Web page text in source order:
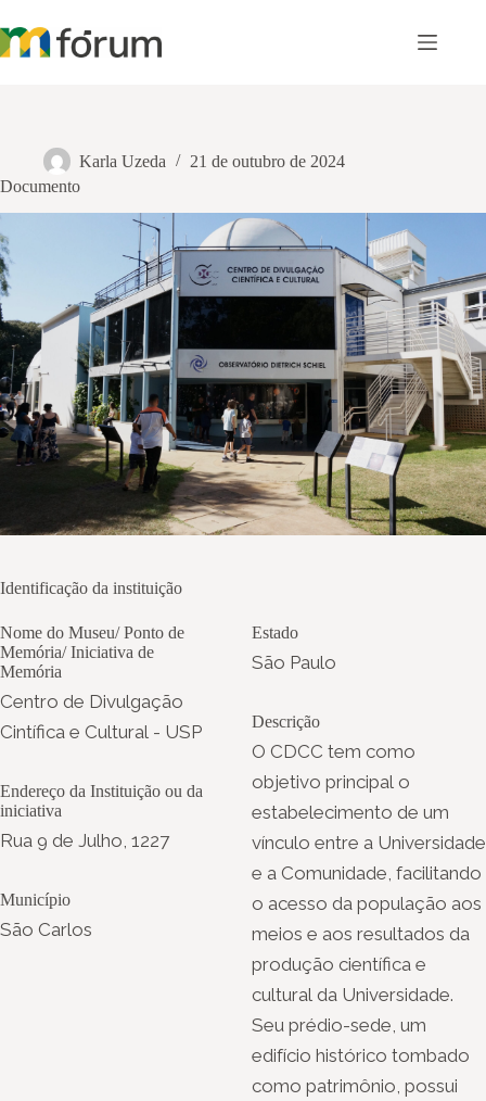
para
o
Karla Uzeda
21 de outubro de 2024
Documento
Identificação da instituição
Nome do Museu/ Ponto de
Memória/ Iniciativa de
Memória
Centro de Divulgação
Cintífica e Cultural - USP
Endereço da Instituição ou da
iniciativa
Rua 9 de Julho, 1227
Município
São Carlos
Estado
São Paulo
Descrição
O CDCC tem como
objetivo principal o
estabelecimento de um
vínculo entre a Universidade
e a Comunidade, facilitando
o acesso da população aos
meios e aos resultados da
produção científica e
cultural da Universidade.
Seu prédio-sede, um
edifício histórico tombado
como patrimônio, possui